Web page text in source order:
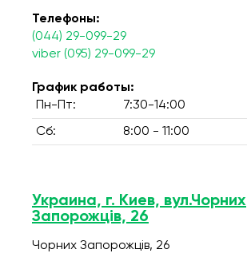
Телефоны:
(044) 29-099-29
viber (095) 29-099-29
График работы:
Пн-Пт:
7:30-14:00
Сб: 8:00 - 11:00
Украина, г. Киев, вул.Чорних
Запорожців, 26
Чорних Запорожців, 26